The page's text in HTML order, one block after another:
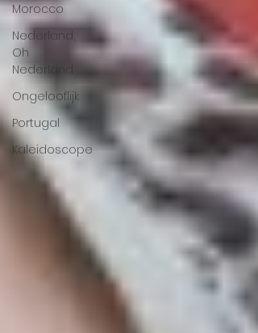
Morocco
Nederland,
Oh
Nederland
Ongelooflijk
Portugal
Kaleidoscope